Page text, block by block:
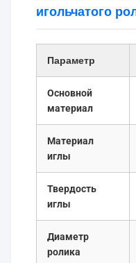
игольчатого
Параметр
Основной
материал
Материал
иглы
Твердость
иглы
Диаметр
ролика